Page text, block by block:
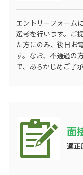
エントリーフォーム
選考を行います。ご
た方にのみ、後日お
す。なお、不通過の
で、あらかじめご了
面
適正